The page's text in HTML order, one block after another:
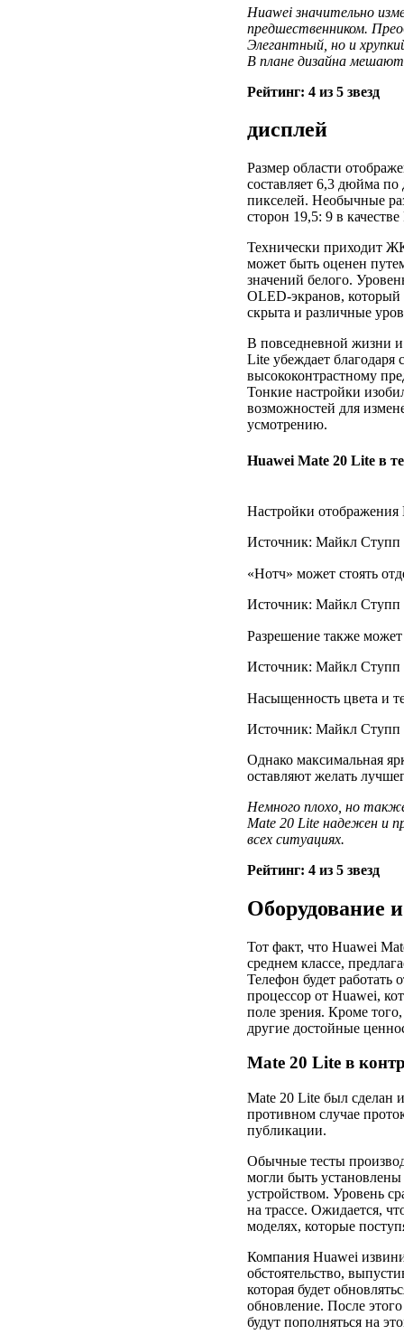
Huawei значительно
предшественником.
Элегантный, но и
В плане дизайна
Рейтинг: 4 из 5 звезд
дисплей
Размер области
составляет 6,3 дюйма по
пикселей. Необычные
сторон 19,5: 9 в
Технически приходит
может быть оценен
значений белого.
OLED-экранов, который
скрыта и различные
В повседневной жизни и
Lite убеждает благодаря
высококонтрастному
Тонкие настройки
возможностей для
усмотрению.
Huawei Mate 20 Lite в
Настройки отображения
Источник: Майкл Ступп
«Нотч» может стоять
Источник: Майкл Ступп
Разрешение также
Источник: Майкл Ступп
Насыщенность цвета и
Источник: Майкл Ступп
Однако максимальная
оставляют желать
Немного плохо, но
Mate 20 Lite надежен и
всех ситуациях.
Рейтинг: 4 из 5 звезд
Оборудование
Тот факт, что Huawei
среднем классе,
Телефон будет
процессор от Huawei,
поле зрения. Кроме
другие достойные
Mate 20 Lite в
Mate 20 Lite был сделан
противном случае
публикации.
Обычные тесты
могли быть
устройством. Уровень
на трассе. Ожидается,
моделях, которые
Компания Huawei
обстоятельство,
которая будет
обновление. После
будут пополняться на